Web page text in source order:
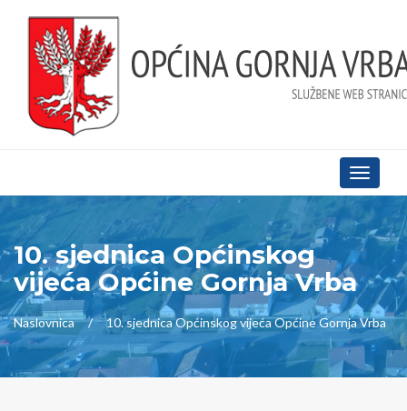
Toggle
10. sjednica Općinskog
vijeća Općine Gornja Vrba
Naslovnica 10. sjednica Općinskog vijeća Općine Gornja Vrba